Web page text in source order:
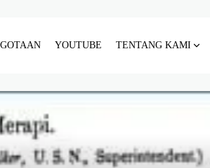
YOUTUBE TENTANG KAMI